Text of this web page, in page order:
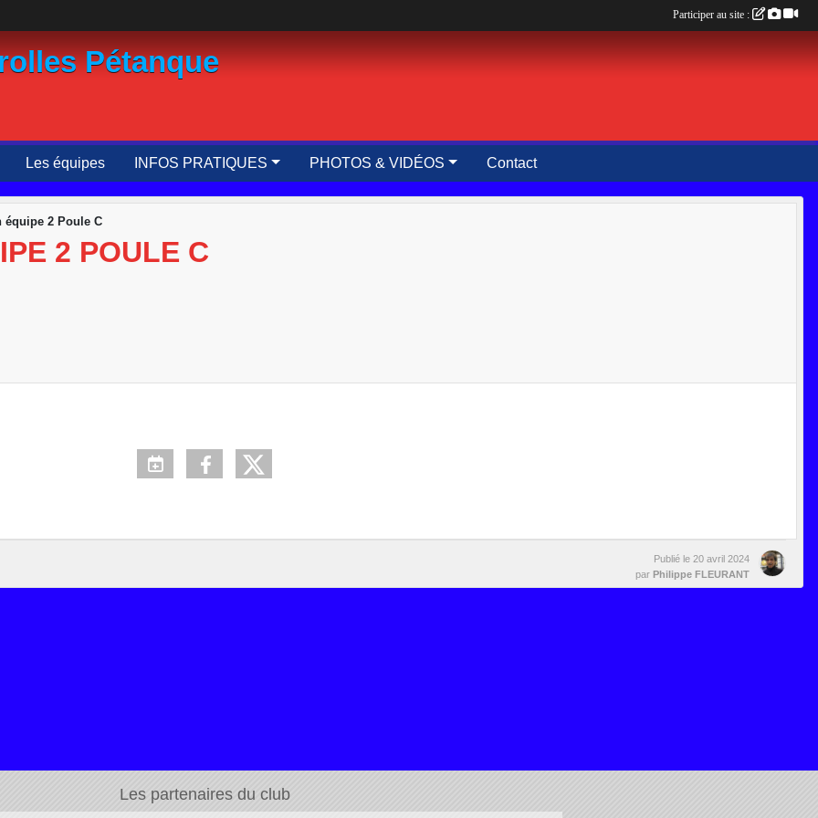
Pétanque
Les équipes INFOS PRATIQUES PHOTOS & VIDÉOS Contact
équipe 2 Poule C
2 POULE C
Publié le 20 avril 2024
par Philippe FLEURANT
Les partenaires du club
Participer au site :